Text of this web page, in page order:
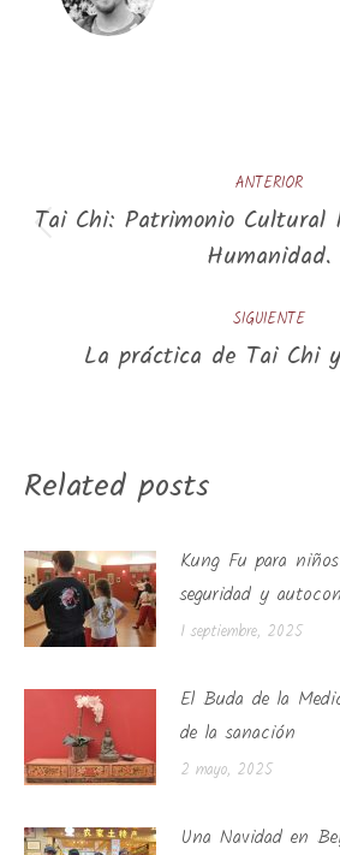
entre
publicaciones
ANTERIOR
anterior:
Tai Chi: Patrimonio
Humanidad.
SIGUIENTE
La práctica de Tai Chi
Related posts
Kung Fu para
seguridad y
1 septiembre, 2025
El Buda de la
de la sanación
2 mayo, 2025
Una Navidad en